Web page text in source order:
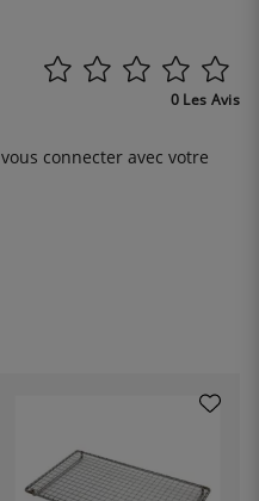
0 Les Avis
vous connecter avec votre